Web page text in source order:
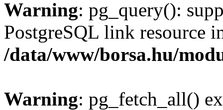
Warning: pg_query():
PostgreSQL link resource
/data/www/borsa.hu/
Warning: pg_fetch_all()